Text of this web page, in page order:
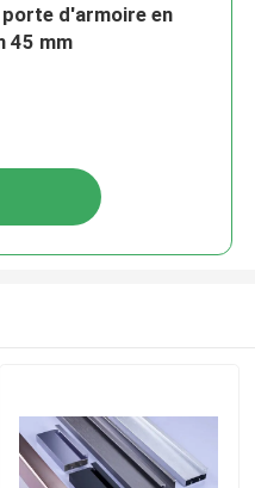
porte d'armoire en
45 mm